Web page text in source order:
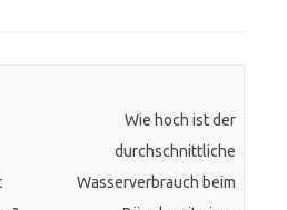
Wie hoch ist der
durchschnittliche
Wasserverbrauch beim